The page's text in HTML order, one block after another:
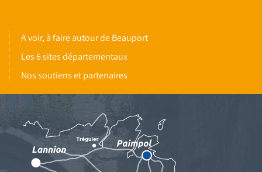
A voir, à faire autour de Beauport
Les 6 sites départementaux
Nos soutiens et partenaires